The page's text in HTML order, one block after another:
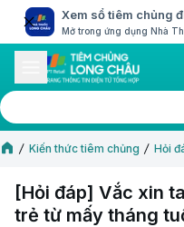
Xem sổ tiêm chủng
Mở trong ứng dụng Nhà
Kiến thức tiêm chủng Hỏi
[Hỏi đáp] Vắc xin
trẻ từ mấy tháng